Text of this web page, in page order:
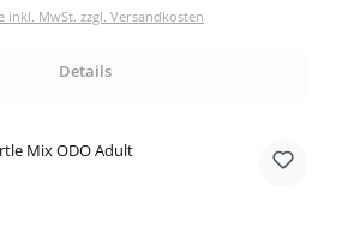
inkl. MwSt. zzgl. Versandkosten
Details